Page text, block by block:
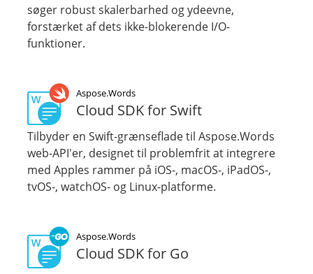
søger robust skalerbarhed og ydeevne,
forstærket af dets ikke-blokerende I/O-
funktioner.
Aspose.Words
Cloud SDK for Swift
Tilbyder en Swift-grænseflade til Aspose.Words
web-API'er, designet til problemfrit at integrere
med Apples rammer på iOS-, macOS-, iPadOS-,
tvOS-, watchOS- og Linux-platforme.
Aspose.Words
Cloud SDK for Go